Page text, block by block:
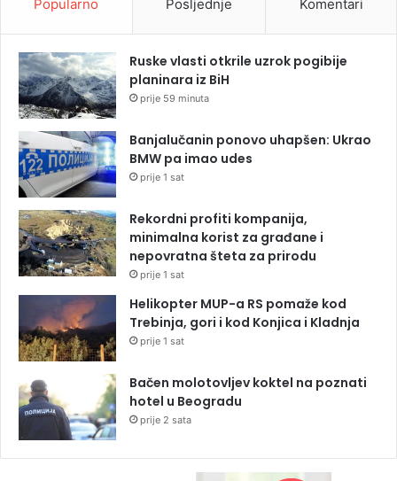
Popularno Posljednje Komentari
Ruske vlasti otkrile uzrok pogibije
planinara iz BiH
prije 59 minuta
Banjalučanin ponovo uhapšen: Ukrao
BMW pa imao udes
prije 1 sat
Rekordni profiti kompanija,
minimalna korist za građane i
nepovratna šteta za prirodu
prije 1 sat
Helikopter MUP-a RS pomaže kod
Trebinja, gori i kod Konjica i Kladnja
prije 1 sat
Bačen molotovljev koktel na poznati
hotel u Beogradu
prije 2 sata